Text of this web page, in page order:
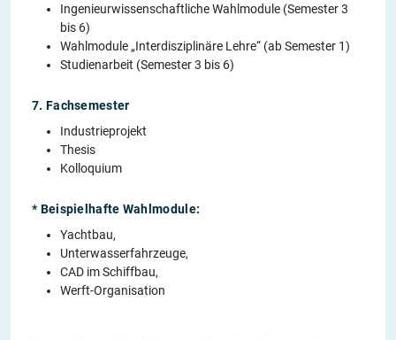
Ingenieurwissenschaftliche Wahlmodule (Semester 3
bis 6)
Wahlmodule „Interdisziplinäre Lehre“ (ab Semester 1)
Studienarbeit (Semester 3 bis 6)
7. Fachsemester
Industrieprojekt
Thesis
Kolloquium
* Beispielhafte Wahlmodule:
Yachtbau,
Unterwasserfahrzeuge,
CAD im Schiffbau,
Werft-Organisation